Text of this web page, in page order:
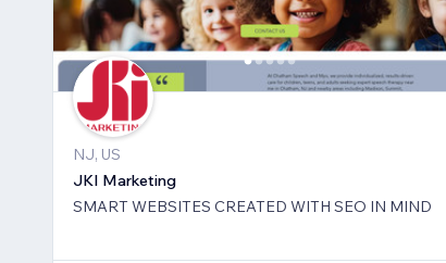
NJ, US
JKI Marketing
SMART WEBSITES CREATED WITH SEO IN MIND